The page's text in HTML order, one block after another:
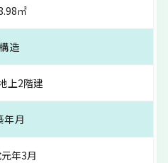
㎡
構造
上2階建
年月
年3月